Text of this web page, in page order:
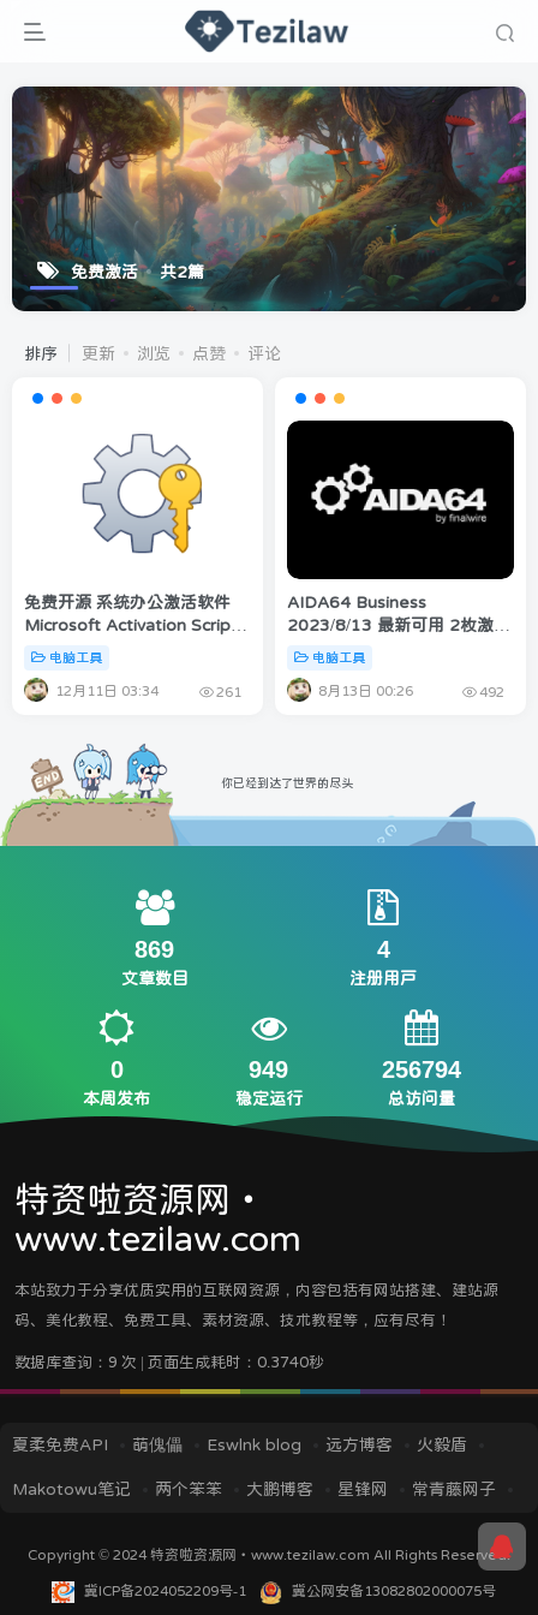
免费激活 共2篇
排序 更新 浏览 点赞 评论
免费开源 系统办公激活软件
Microsoft Activation Scripts
AIO 免费下载
电脑工具
12月11日 03:34 261
AIDA64 Business
2023/8/13 最新可用 2枚激活
码
电脑工具
8月13日 00:26 492
你已经到达了世界的尽头
869
文章数目
4
注册用户
0
本周发布
949
稳定运行
256794
总访问量
特资啦资源网・
www.tezilaw.com
本站致力于分享优质实用的互联网资源，内容包括有网站搭建、建站源
码、美化教程、免费工具、素材资源、技术教程等，应有尽有！
数据库查询：9 次 | 页面生成耗时：0.3740秒
夏柔免费API 萌傀儡 Eswlnk blog 远方博客 火毅盾
Makotowu笔记 两个笨笨 大鹏博客 星锋网 常青藤网子
TITAIKE
黎洛云科技
Copyright © 2024特资啦资源网・www.tezilaw.com All Rights Reserved.
冀ICP备2024052209号-1 冀公网安备13082802000075号